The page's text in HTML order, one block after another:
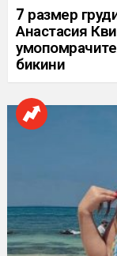
7 размер
Анастасия
бикини